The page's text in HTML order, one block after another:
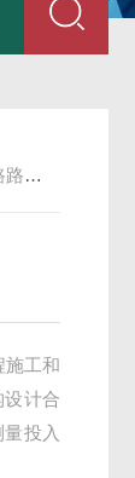
TG-17A塑料薄
厚仪
施工和
计合
投入